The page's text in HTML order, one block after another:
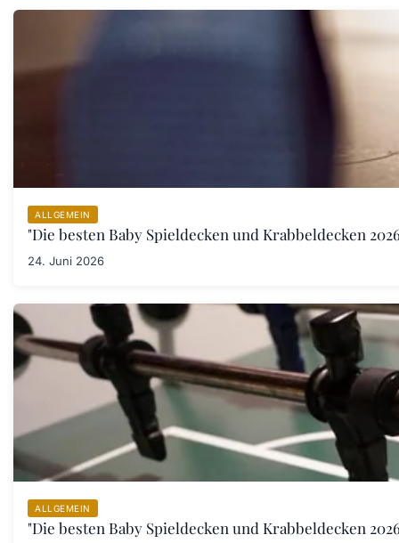
ALLGEMEIN
"Die besten Baby Spieldecken und Krabbeldecken
24. Juni 2026
ALLGEMEIN
"Die besten Baby Spieldecken und Krabbeldecken